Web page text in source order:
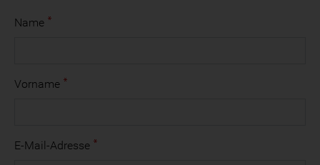
Name
Vorname
E-Mail-Adresse